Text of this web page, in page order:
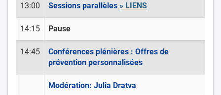
13:00 Sessions parallèles » LIENS
14:15 Pause
14:45
Conférences plénières : Offres de
prévention personnalisées
Modération: Julia Dratva